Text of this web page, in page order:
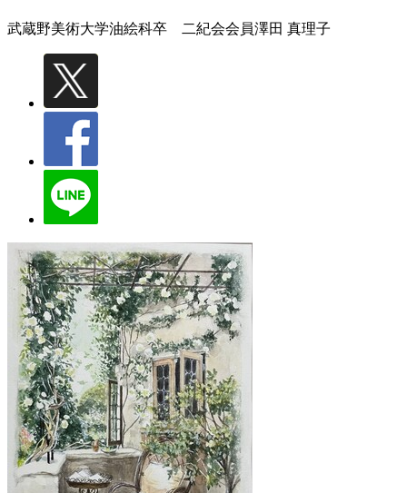
武蔵野美術大学油絵科卒 二紀会会員澤田 真理子